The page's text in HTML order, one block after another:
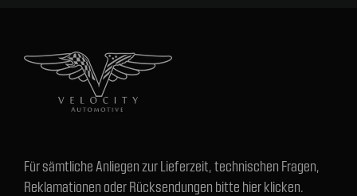
Für sämtliche Anliegen zur Lieferzeit, technischen Fragen,
Reklamationen oder Rücksendungen bitte hier klicken.